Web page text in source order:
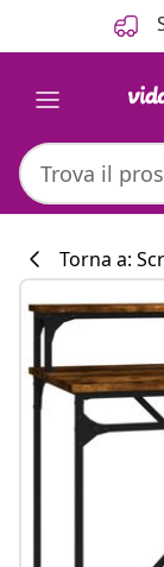
Torna a: